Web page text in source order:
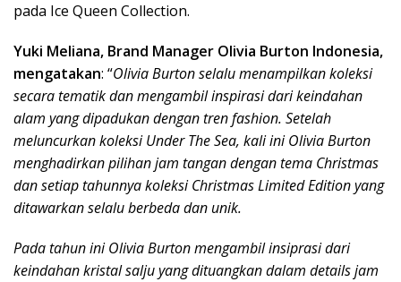
pada Ice Queen Collection.
Yuki Meliana, Brand Manager Olivia Burton Indonesia,
mengatakan: “Olivia Burton selalu menampilkan koleksi
secara tematik dan mengambil inspirasi dari keindahan
alam yang dipadukan dengan tren fashion. Setelah
meluncurkan koleksi Under The Sea, kali ini Olivia Burton
menghadirkan pilihan jam tangan dengan tema Christmas
dan setiap tahunnya koleksi Christmas Limited Edition yang
ditawarkan selalu berbeda dan unik.
Pada tahun ini Olivia Burton mengambil insiprasi dari
keindahan kristal salju yang dituangkan dalam details jam